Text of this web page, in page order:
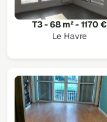
T3 - 68 m² - 1170 €
Le Havre